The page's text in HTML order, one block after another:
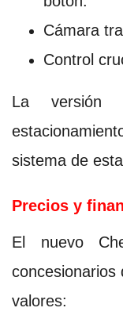
Cámara
Control
La versión
sistema de
Precios y
El nuevo
concesionarios
valores: